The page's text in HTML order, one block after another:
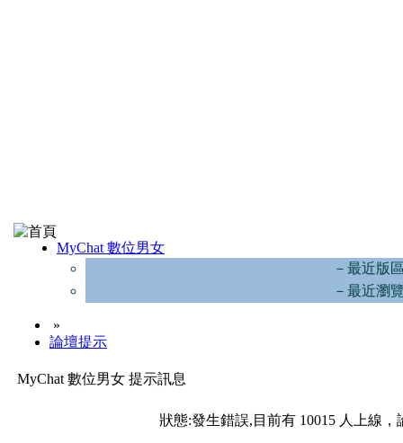
MyChat 數位男女
－最近版
－最近瀏
»
論壇提示
MyChat 數位男女 提示訊息
狀態:發生錯誤,目前有 10015 人上線